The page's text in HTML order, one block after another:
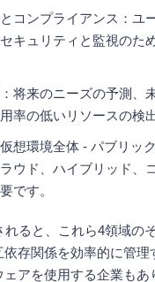
コンプライアンス：ユ
キュリティと監視のた
将来のニーズの予測、
率の低いリソースの検
想環境全体 - パブリッ
ウド、ハイブリッド、
です。
れると、これら4領域の
依存関係を効率的に管理
アを使用する企業もあ